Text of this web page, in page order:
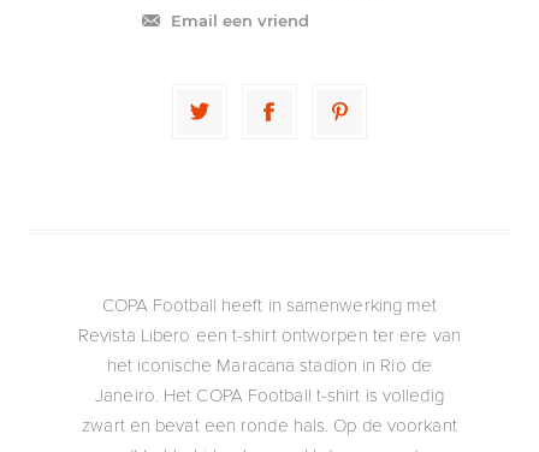
Email een vriend
COPA Football heeft in samenwerking met
Revista Libero een t-shirt ontworpen ter ere van
het iconische Maracana stadion in Rio de
Janeiro. Het COPA Football t-shirt is volledig
zwart en bevat een ronde hals. Op de voorkant